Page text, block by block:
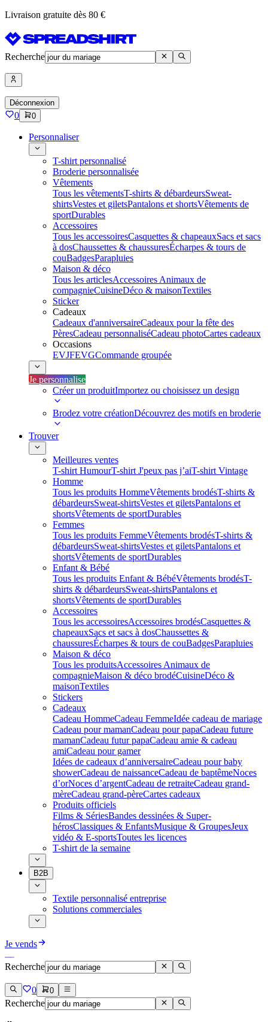
Livraison gratuite dès 80 €
Recherche
Déconnexion
0 0
Personnaliser
T-shirt personnalisé
Broderie personnalisée
Vêtements
Tous les vêtementsT-shirts & débardeursSweat-
shirtsVestes et giletsPantalons et shortsVêtements de
sportDurables
Accessoires
Tous les accessoiresCasquettes & chapeauxSacs et sacs
à dosChaussettes & chaussuresÉcharpes & tours de
couBadgesParapluies
Maison & déco
Tous les articlesAccessoires Animaux de
compagnieCuisineDéco & maisonTextiles
Sticker
Cadeaux
Cadeaux d'anniversaireCadeaux pour la fête des
PèresCadeau personnaliséCadeau photoCartes cadeaux
Occasions
EVJFEVGCommande groupée
Je personnalise
Créer un produitImportez ou choisissez un design
Brodez votre créationDécouvrez des motifs en broderie
Trouver
Meilleures ventes
T-shirt HumourT-shirt J'peux pas j’aiT-shirt Vintage
Homme
Tous les produits HommeVêtements brodésT-shirts &
débardeursSweat-shirtsVestes et giletsPantalons et
shortsVêtements de sportDurables
Femmes
Tous les produits FemmeVêtements brodésT-shirts &
débardeursSweat-shirtsVestes et giletsPantalons et
shortsVêtements de sportDurables
Enfant & Bébé
Tous les produits Enfant & BébéVêtements brodésT-
shirts & débardeursSweat-shirtsPantalons et
shortsVêtements de sportDurables
Accessoires
Tous les accessoiresAccessoires brodésCasquettes &
chapeauxSacs et sacs à dosChaussettes &
chaussuresÉcharpes & tours de couBadgesParapluies
Maison & déco
Tous les produitsAccessoires Animaux de
compagnieMaison & déco brodéCuisineDéco &
maisonTextiles
Stickers
Cadeaux
Cadeau HommeCadeau FemmeIdée cadeau de mariage​
Cadeau pour mamanCadeau pour papaCadeau future
mamanCadeau futur papaCadeau amie & cadeau
amiCadeau pour gamer
Idées de cadeaux d’anniversaireCadeau pour baby
showerCadeau de naissanceCadeau de baptêmeNoces
d’orNoces d’argentCadeau de retraiteCadeau grand-
mèreCadeau grand-pèreCartes cadeaux
Produits officiels
Films & SériesBandes dessinées & Super-
hérosClassiques & EnfantsMusique & GroupesJeux
vidéo & E-sportsToutes les licences
T-shirt de la semaine
B2B
Textile personnalisé entreprise
Solutions commerciales
Je vends
Recherche
0 0
Recherche